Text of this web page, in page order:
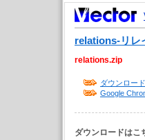
relations-リレ
relations.zip
ダウンロー
Google
ダウンロードはこ